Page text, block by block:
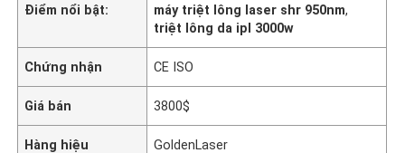
Điểm nổi bật:
máy triệt lông laser shr 950nm,
triệt lông da ipl 3000w
Chứng nhận CE ISO
Giá bán 3800$
Hàng hiệu GoldenLaser